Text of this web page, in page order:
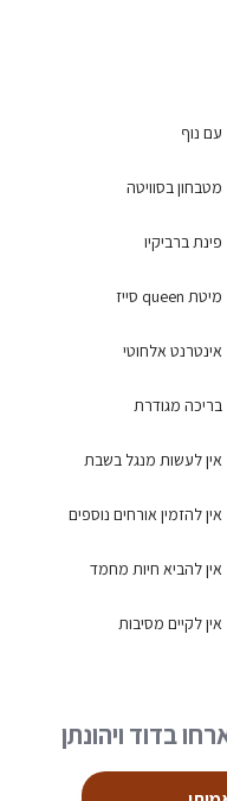
עם נוף
מטבחון בסוויטה
פינת ברביקיו
מיטת queen סייז
אינטרנט אלחוטי
בריכה מגודרת
אין לעשות מנגל בשבת
אין להזמין אורחים נוספים
אין להביא חיות מחמד
אין לקיים מסיבות
בדוד ויהונתן